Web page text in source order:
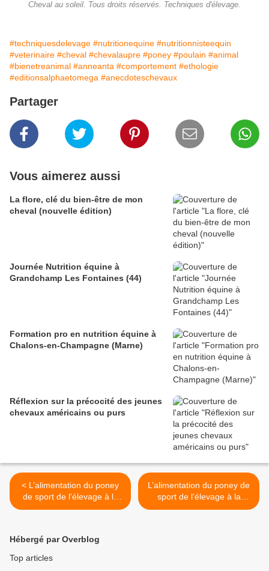
Cheval au soleil. Tous droits réservés. Techniques d'élevage.
#techniquesdelevage #nutritionequine #nutritionnisteequin
#veterinaire #cheval #chevalaupre #poney #poulain #animal
#bienetreanimal #anneanta #comportement #ethologie
#editionsalphaetomega #anecdoteschevaux
Partager
Vous aimerez aussi
La flore, clé du bien-être de mon
cheval (nouvelle édition)
Journée Nutrition équine à
Grandchamp Les Fontaines (44)
Formation pro en nutrition équine à
Chalons-en-Champagne (Marne)
Réflexion sur la précocité des jeunes
chevaux américains ou purs
< L’alimentation du poney
de sport de l’élevage à la
compétition : Le poulain
L’alimentation du poney de
sport de l’élevage à la
compétition : Le poney de
Hébergé par Overblog
Top articles